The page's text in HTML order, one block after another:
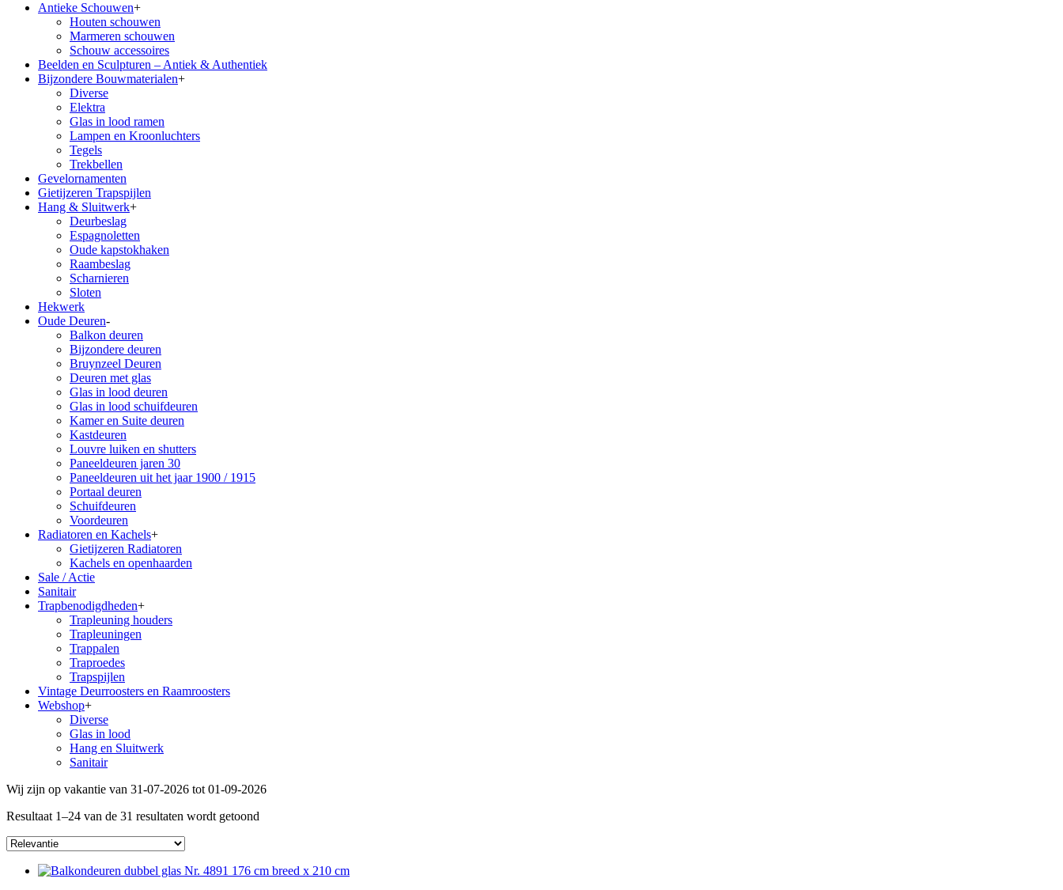
Antieke Schouwen+
Houten schouwen
Marmeren schouwen
Schouw accessoires
Beelden en Sculpturen – Antiek & Authentiek
Bijzondere Bouwmaterialen+
Diverse
Elektra
Glas in lood ramen
Lampen en Kroonluchters
Tegels
Trekbellen
Gevelornamenten
Gietijzeren Trapspijlen
Hang & Sluitwerk+
Deurbeslag
Espagnoletten
Oude kapstokhaken
Raambeslag
Scharnieren
Sloten
Hekwerk
Oude Deuren-
Balkon deuren
Bijzondere deuren
Bruynzeel Deuren
Deuren met glas
Glas in lood deuren
Glas in lood schuifdeuren
Kamer en Suite deuren
Kastdeuren
Louvre luiken en shutters
Paneeldeuren jaren 30
Paneeldeuren uit het jaar 1900 / 1915
Portaal deuren
Schuifdeuren
Voordeuren
Radiatoren en Kachels+
Gietijzeren Radiatoren
Kachels en openhaarden
Sale / Actie
Sanitair
Trapbenodigdheden+
Trapleuning houders
Trapleuningen
Trappalen
Traproedes
Trapspijlen
Vintage Deurroosters en Raamroosters
Webshop+
Diverse
Glas in lood
Hang en Sluitwerk
Sanitair
Wij zijn op vakantie van 31-07-2026 tot 01-09-2026
Resultaat 1–24 van de 31 resultaten wordt getoond